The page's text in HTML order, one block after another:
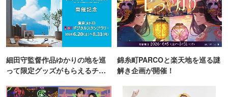
細田守監督作品ゆかりの地を巡
って限定グッズがもらえるチャ
錦糸町PARCOと楽天地を巡る謎
解き企画が開催！